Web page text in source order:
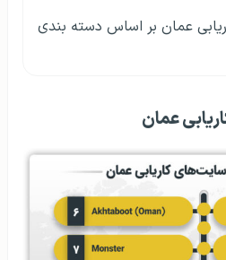
عمان بر اساس دسته‌ بندی
عمان